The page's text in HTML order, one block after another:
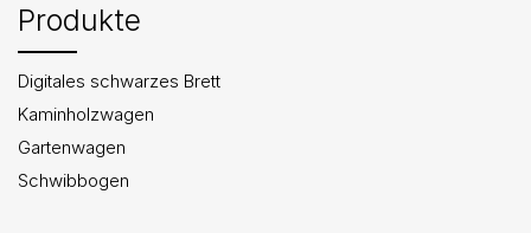
Produkte
Digitales schwarzes Brett
Kaminholzwagen
Gartenwagen
Schwibbogen